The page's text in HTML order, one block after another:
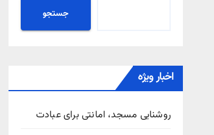
جستجو
اخبار ویژه
روشنایی مسجد، امانتی برای عبادت